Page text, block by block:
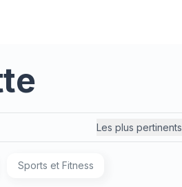
Les plus pertinents
Sports et Fitness